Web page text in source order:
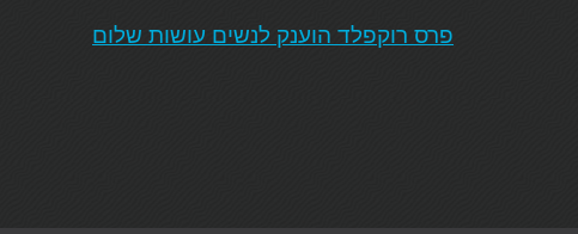
פרס רוקפלד הוענק לנשים עושות שלום